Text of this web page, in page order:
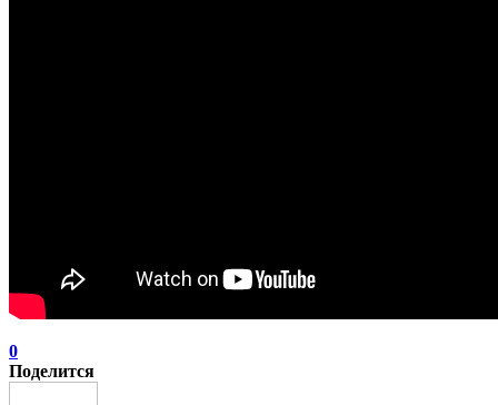
0
Поделится